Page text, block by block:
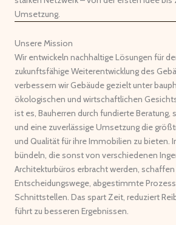
Umsetzung.
Unsere Mission
Wir entwickeln nachhaltige Lösungen für
zukunftsfähige Weiterentwicklung des
verbessern wir Gebäude gezielt unter
ökologischen und wirtschaftlichen
ist es, Bauherren durch fundierte Beratung,
und eine zuverlässige Umsetzung die
und Qualität für ihre Immobilien zu bieten.
bündeln, die sonst von verschiedenen
Architekturbüros erbracht werden, schaffen
Entscheidungswege, abgestimmte
Schnittstellen. Das spart Zeit, reduziert
führt zu besseren Ergebnissen.